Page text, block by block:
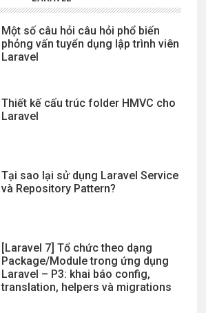
Một số câu hỏi câu hỏi phổ biến
phỏng vấn tuyển dụng lập trình viên
Laravel
Thiết kế cấu trúc folder HMVC cho
Laravel
Tại sao lại sử dụng Laravel Service
và Repository Pattern?
[Laravel 7] Tổ chức theo dạng
Package/Module trong ứng dụng
Laravel – P3: khai báo config,
translation, helpers và migrations